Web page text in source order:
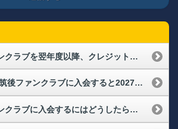
ホークス筑後ファンクラブを翌年度以降、クレジットカードで自動継続するには、どのようにすればよいですか？
2026年度ホークス筑後ファンクラブに入会すると2027年度は自動継続になりますか？
ホークス筑後ファンクラブに入会するにはどうしたらいいですか？